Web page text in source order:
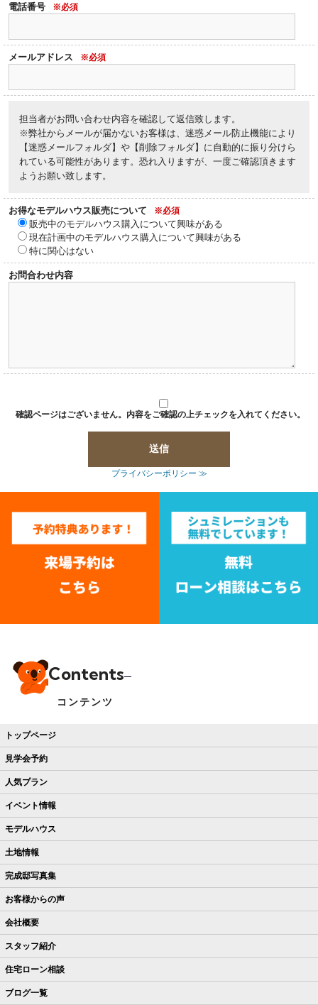
電話番号 ※必須
メールアドレス ※必須
担当者がお問い合わせ内容を確認して返信致します。
※弊社からメールが届かないお客様は、迷惑メール防止機能により
【迷惑メールフォルダ】や【削除フォルダ】に自動的に振り分けら
れている可能性があります。恐れ入りますが、一度ご確認頂きます
ようお願い致します。
お得なモデルハウス販売について ※必須
販売中のモデルハウス購入について興味がある
現在計画中のモデルハウス購入について興味がある
特に関心はない
お問合わせ内容
確認ページはございません。内容をご確認の上チェックを入れてください。
プライバシーポリシー ≫
Contents
コンテンツ
トップページ
見学会予約
人気プラン
イベント情報
モデルハウス
土地情報
完成邸写真集
お客様からの声
会社概要
スタッフ紹介
住宅ローン相談
ブログ一覧